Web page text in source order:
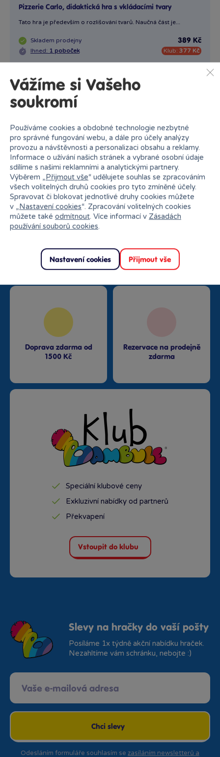
Pizzerie Carlo, didaktická hra s vkládacími tvary
Tato hra je především o rozlišování tvarů. Naučná část je...
Skladem prodejny
Ihned: 1 poboček
389 Kč
Klub: 377 Kč
Proč nakupovat v Bambuli?
27 kamenných prodejen
Doprava zdarma od
1500 Kč
Rezervace na prodejně
zdarma
Speciální klubové ceny
Exkluzivní nabídky od partnerů
Překvapení
Vstoupit do klubu
Slevy na hračky do vaší pošty
Posíláme 1x týdně akční nabídku hraček.
Nezahltíme vám schránku, nebojte :)
Chci slevy
Odesláním formuláře souhlasím se zasíláním newsletterů a
Vážíme si Vašeho
soukromí
Používáme cookies a obdobné technologie nezbytné
pro správné fungování webu, a dále pro účely analýzy
provozu a návštěvnosti a personalizaci obsahu a reklamy.
Informace o užívání našich stránek a vybrané osobní údaje
sdílíme s našimi reklamními a analytickými partnery.
Výběrem „Přijmout vše“ udělujete souhlas se zpracováním
všech volitelných druhů cookies pro tyto zmíněné účely.
Spravovat či blokovat jednotlivé druhy cookies můžete
v „Nastavení cookies“. Zpracování volitelných cookies
můžete také odmítnout. Více informací v Zásadách
používání souborů cookies.
Nastavení cookies Přijmout vše